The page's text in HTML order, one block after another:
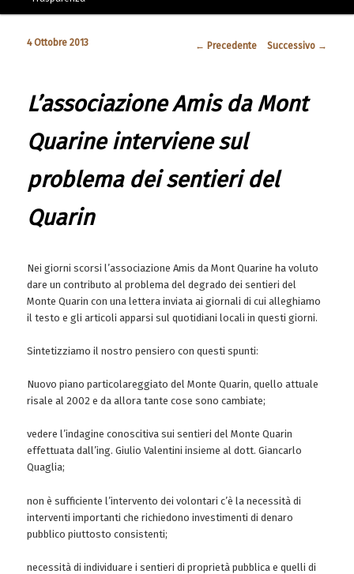
Navigazione articolo
← Precedente Successivo →
L’associazione Amis da Mont
Quarine interviene sul
problema dei sentieri del
Quarin
4 Ottobre 2013
Nei giorni scorsi l’associazione Amis da Mont Quarine ha voluto
dare un contributo al problema del degrado dei sentieri del
Monte Quarin con una lettera inviata ai giornali di cui alleghiamo
il testo e gli articoli apparsi sul quotidiani locali in questi giorni.
Sintetizziamo il nostro pensiero con questi spunti:
Nuovo piano particolareggiato del Monte Quarin, quello attuale
risale al 2002 e da allora tante cose sono cambiate;
vedere l’indagine conoscitiva sui sentieri del Monte Quarin
effettuata dall’ing. Giulio Valentini insieme al dott. Giancarlo
Quaglia;
non è sufficiente l’intervento dei volontari c’è la necessità di
interventi importanti che richiedono investimenti di denaro
pubblico piuttosto consistenti;
necessità di individuare i sentieri di proprietà pubblica e quelli di